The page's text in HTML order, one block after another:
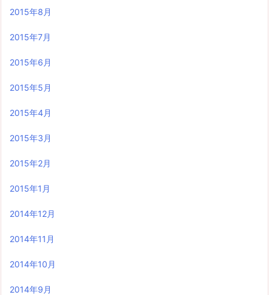
2015年8月
2015年7月
2015年6月
2015年5月
2015年4月
2015年3月
2015年2月
2015年1月
2014年12月
2014年11月
2014年10月
2014年9月